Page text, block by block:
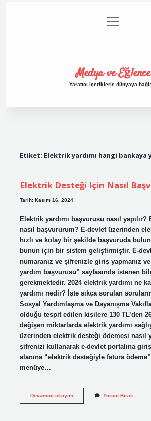
Gizlilik Politikası
menüyü
aç
Medya ve Eğlence
Yaratıcı içeriklerle dünyaya
Etiket: Elektrik yardımı hangi bankaya
Elektrik Desteği Için Nasıl
Tarih: Kasım 16, 2024
Elektrik yardımı başvurusu nasıl yapılır?
nasıl başvururum? E-devlet üzerinden
hızlı ve kolay bir şekilde başvuruda
bunun için bir sistem geliştirmiştir. E-
numaranız ve şifrenizle giriş yapmanız ve
yardım başvurusu” sayfasında istenen
gerekmektedir. 2024 elektrik yardımı ne
yardımı nedir? İşte sıkça sorulan
Sosyal Yardımlaşma ve Dayanışma
olduğu tespit edilen kişilere 130 TL’den
değişen miktarlarda elektrik yardımı
üzerinden elektrik desteği ödemesi nasıl
şifrenizi kullanarak e-devlet portalına
alanına “elektrik desteğiyle fatura
menüye…
Devamını okuyunElektrik
Yorum Bırak